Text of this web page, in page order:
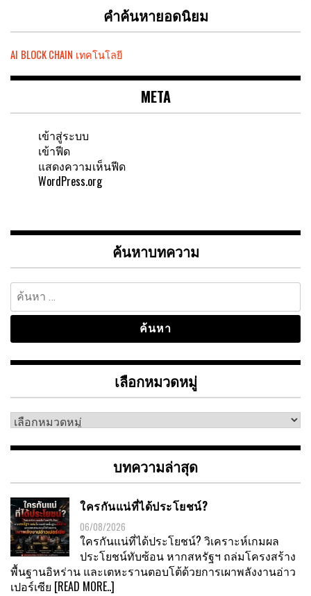
คำค้นหายอดนิยม
AI BLOCK CHAIN เทคโนโลยี
META
เข้าสู่ระบบ
เข้าฟีด
แสดงความเห็นฟีด
WordPress.org
ค้นหาบทความ
ค้นหา
สำหรับ:
เลือกหมวดหมู่
เลือก
หมู่
บทความล่าสุด
ใครกันแน่ที่ได้ประโยชน์?
06/08/2026
ใครกันแน่ที่ได้ประโยชน์? วิเคราะห์เกมผล
ประโยชน์ทับซ้อน หากสหรัฐฯ ถล่มโครงสร้าง
พื้นฐานอิหร่าน และเตหะรานตอบโต้ด้วยการเผาพลังงานอ่าว
เปอร์เซีย [READ MORE..]